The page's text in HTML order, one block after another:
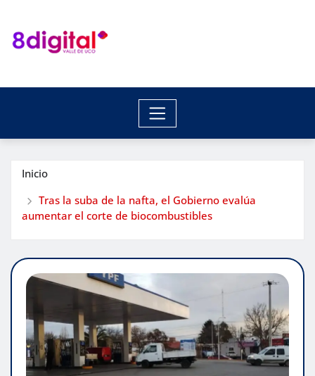
contenido
Inicio
Tras la suba de la nafta, el Gobierno evalúa
aumentar el corte de biocombustibles